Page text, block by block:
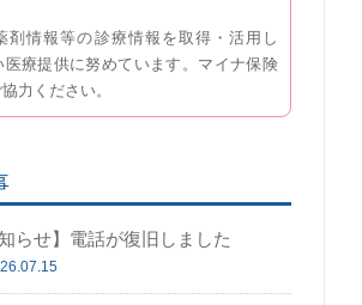
剤情報等の診療情報を取得・活用し
医療提供に努めています。マイナ保険
力ください。
知らせ】電話が復旧しました